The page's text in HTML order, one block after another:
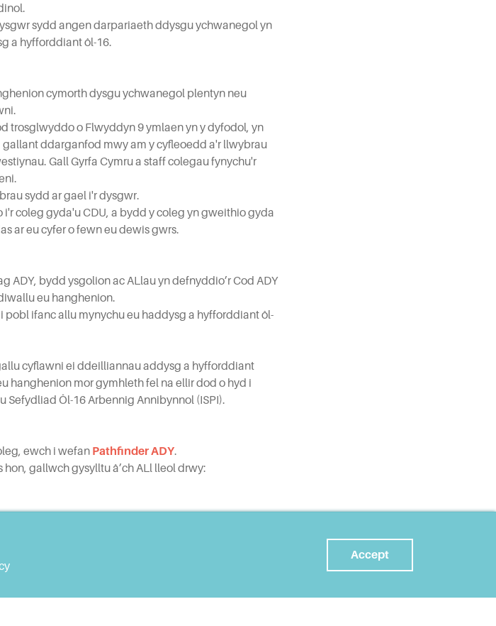
sydd angen darpariaeth ddysgu ychwanegol yn
a hyfforddiant ôl-16.
cymorth dysgu ychwanegol plentyn neu
trosglwyddo o Flwyddyn 9 ymlaen yn y dyfodol, yn
ddarganfod mwy am y cyfleoedd a'r llwybrau
Gall Gyrfa Cymru a staff colegau fynychu'r
sydd ar gael i'r dysgwr.
coleg gyda'u CDU, a bydd y coleg yn gweithio gyda
ar eu cyfer o fewn eu dewis gwrs.
ADY, bydd ysgolion ac ALlau yn defnyddio’r Cod ADY
eu hanghenion.
ifanc allu mynychu eu haddysg a hyfforddiant ôl-
cyflawni ei ddeilliannau addysg a hyfforddiant
hanghenion mor gymhleth fel na ellir dod o hyd i
Ôl-16 Arbennig Annibynnol (ISPI).
ewch i wefan Pathfinder ADY.
gallwch gysylltu â’ch ALl lleol drwy:
Accept